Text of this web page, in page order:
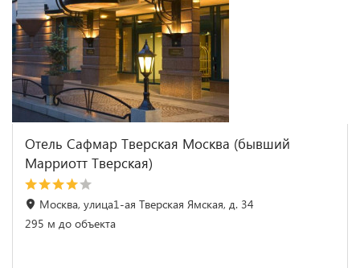
Отель Сафмар Тверская Москва (бывший
Марриотт Тверская)
Москва, улица1-ая Тверская Ямская, д. 34
295 м до объекта